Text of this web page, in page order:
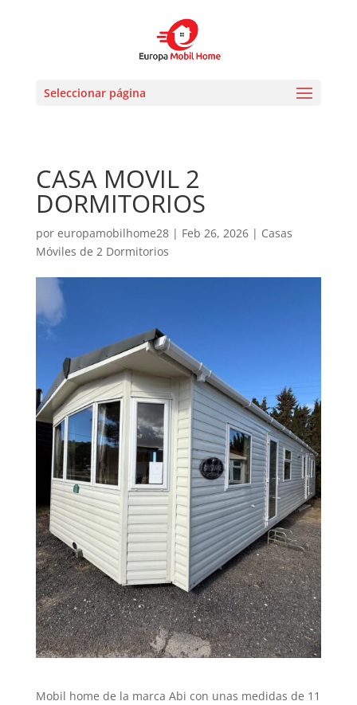
Seleccionar página
CASA MOVIL 2
DORMITORIOS
por europamobilhome28| Feb 26, 2026| Casas
Móviles de 2 Dormitorios
Mobil home de la marca Abi con unas medidas de 11